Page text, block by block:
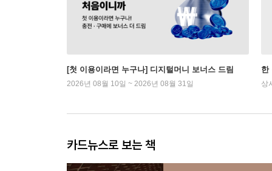
[첫 이용이라면 누구나] 디지털머니 보너스 드림
2026년 08월 10일 ~ 2026년 08월 31일
한
상
카드뉴스로 보는 책